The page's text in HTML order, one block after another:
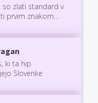
so zlati standard v
prvim znakom
ki ta hip
Slovenke